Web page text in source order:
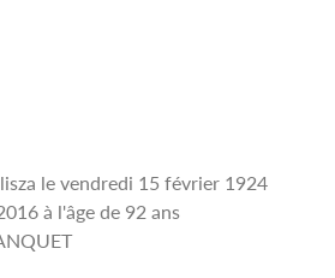
le vendredi 15 février 1924
à l'âge de 92 ans